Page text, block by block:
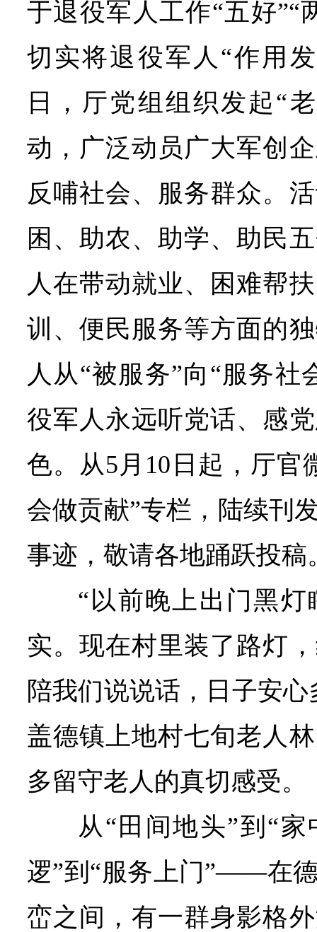
于退役军人工作“五好”“
切实将退役军人“作用
日，厅党组组织发起“
动，广泛动员广大军创
反哺社会、服务群众。
困、助农、助学、助民
人在带动就业、困难帮
训、便民服务等方面的
人从“被服务”向“服务社
役军人永远听党话、感
色。从5月10日起，厅官
会做贡献”专栏，陆续刊
事迹，敬请各地踊跃投稿
“以前晚上出门黑
实。现在村里装了路灯
陪我们说说话，日子安
盖德镇上地村七旬老人
多留守老人的真切感受。
从“田间地头”到“
逻”到“服务上门”——在
峦之间，有一群身影格